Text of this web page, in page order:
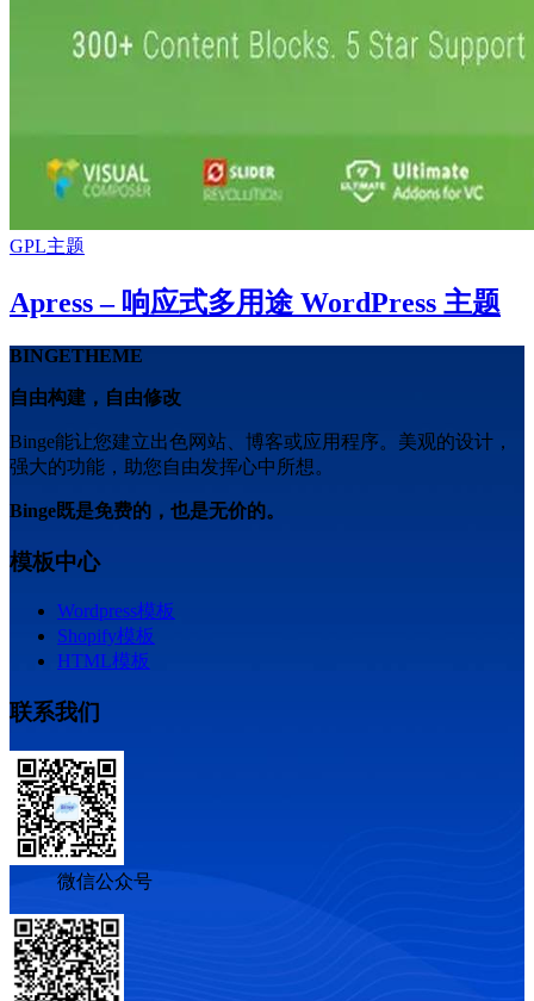
GPL主题
Apress – 响应式多用途 WordPress 主题
BINGETHEME
自由构建，自由修改
Binge能让您建立出色网站、博客或应用程序。美观的设计，
强大的功能，助您自由发挥心中所想。
Binge既是免费的，也是无价的。
模板中心
Wordpress模板
Shopify模板
HTML模板
联系我们
微信公众号